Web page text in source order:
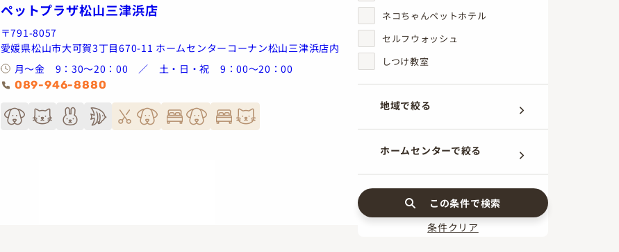
ペットプラザ松山三津浜店
〒791-8057
愛媛県松山市大可賀3丁目670-11 ホームセンターコーナン松山三津浜店内
月～金 9：30～20：00 ／ 土・日・祝 9：00～20：00
089-946-8880
ネコちゃんペットホテル
セルフウォッシュ
しつけ教室
地域で絞る
ホームセンターで絞る
この条件で検索
条件クリア